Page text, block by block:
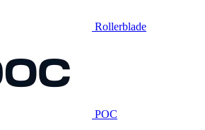
Rollerblade
POC